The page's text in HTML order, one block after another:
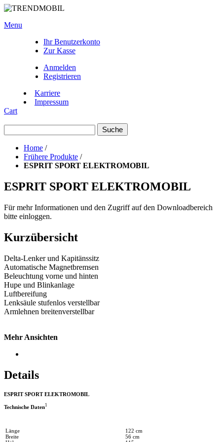
Menu
Ihr Benutzerkonto
Zur Kasse
Anmelden
Registrieren
Karriere
Impressum
Cart
Suche
Home /
Frühere Produkte /
ESPRIT SPORT ELEKTROMOBIL
ESPRIT SPORT ELEKTROMOBIL
Für mehr Informationen und den Zugriff auf den Downloadbereich
bitte einloggen.
Kurzübersicht
Delta-Lenker und Kapitänssitz
Automatische Magnetbremsen
Beleuchtung vorne und hinten
Hupe und Blinkanlage
Luftbereifung
Lenksäule stufenlos verstellbar
Armlehnen breitenverstellbar
Mehr Ansichten
Details
ESPRIT SPORT ELEKTROMOBIL
Technische Daten1
Länge
Breite
122 cm
56 cm